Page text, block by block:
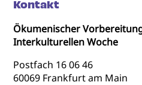
Kontakt
Ökumenischer
Interkulturellen Woche
Postfach 16 06 46
60069 Frankfurt am Main